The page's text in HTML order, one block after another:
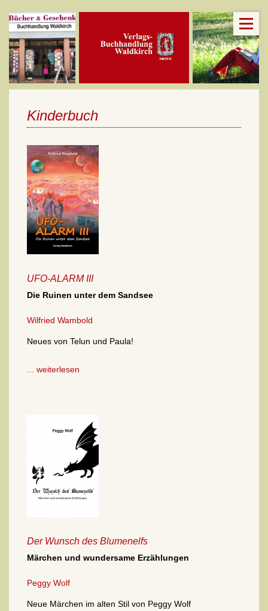
Kinderbuch
UFO-ALARM III
Die Ruinen unter dem Sandsee
Wilfried Wambold
Neues von Telun und Paula!
... weiterlesen
Der Wunsch des Blumenelfs
Märchen und wundersame Erzählungen
Peggy Wolf
Neue Märchen im alten Stil von Peggy Wolf